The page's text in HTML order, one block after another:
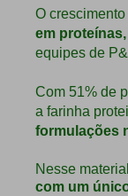
O crescimento
em
equipes de
Com 51% de
a farinha
formulações
Nesse
com um